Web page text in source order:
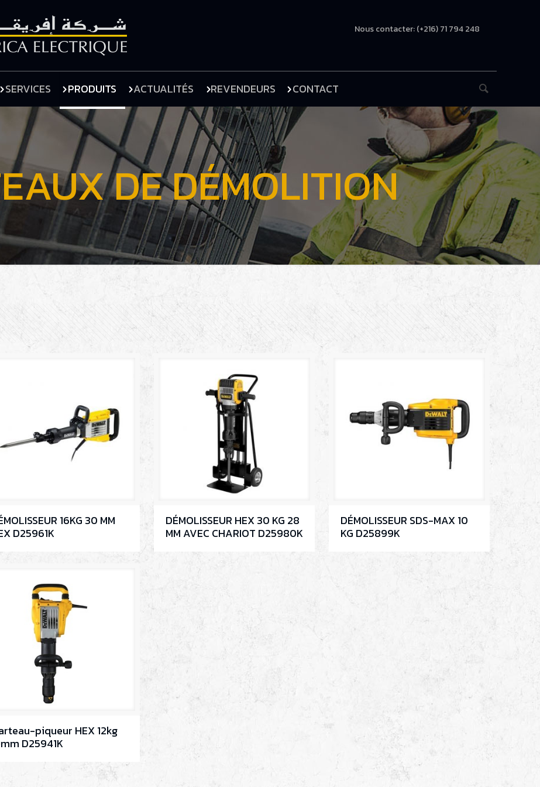
SERVICES PRODUITS ACTUALITÉS REVENDEURS CONTACT
Nous contacter: (+216) 71 794 248
DE DÉMOLITION
16KG 30 MM
D25961K
DÉMOLISSEUR HEX 30 KG 28
MM AVEC CHARIOT D25980K
DÉMOLISSEUR SDS-MAX 10
KG D25899K
piqueur HEX 12kg
D25941K